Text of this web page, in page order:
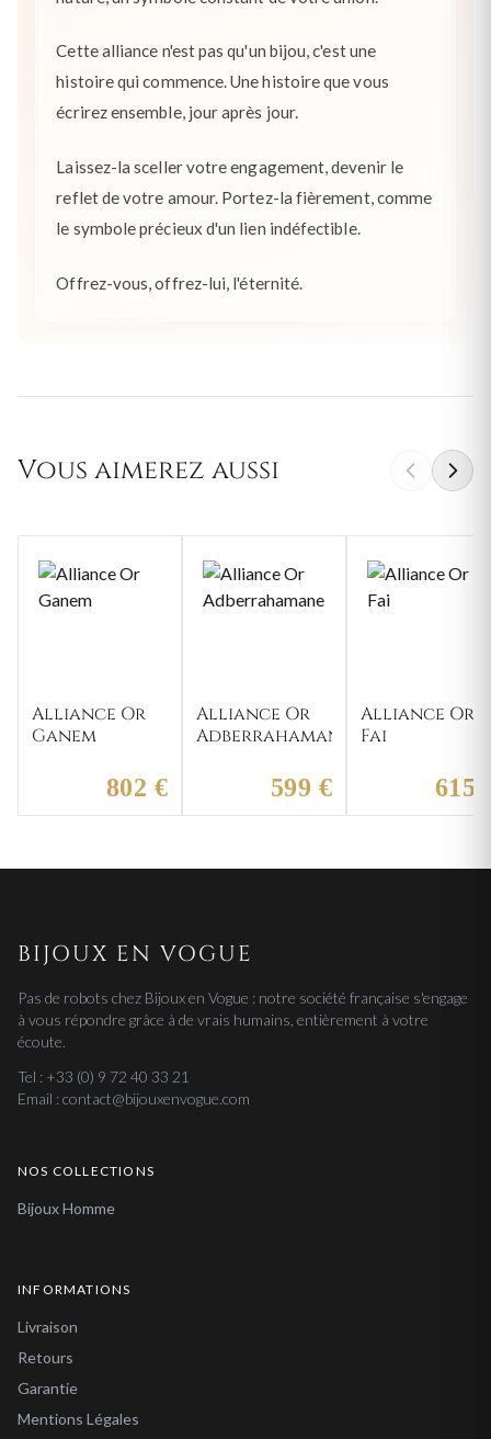
Cette alliance n'est pas qu'un bijou, c'est une
histoire qui commence. Une histoire que vous
écrirez ensemble, jour après jour.
Laissez-la sceller votre engagement, devenir le
reflet de votre amour. Portez-la fièrement, comme
le symbole précieux d'un lien indéfectible.
Offrez-vous, offrez-lui, l'éternité.
Vous aimerez aussi
Alliance Or
Ganem
802 €
Alliance Or
Adberrahamane
599 €
Alliance Or
Fai
615
BIJOUX EN VOGUE
Pas de robots chez Bijoux en Vogue : notre société française s'engage
à vous répondre grâce à de vrais humains, entièrement à votre
écoute.
Tel : +33 (0) 9 72 40 33 21
Email : contact@bijouxenvogue.com
NOS COLLECTIONS
Bijoux Homme
INFORMATIONS
Livraison
Retours
Garantie
Mentions Légales